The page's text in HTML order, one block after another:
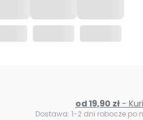
od 19,90 zł -
Dostawa: 1-2 dni robocze po